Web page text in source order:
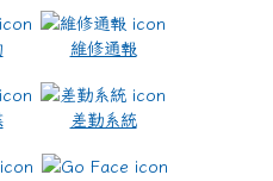
維修通報
差勤系統